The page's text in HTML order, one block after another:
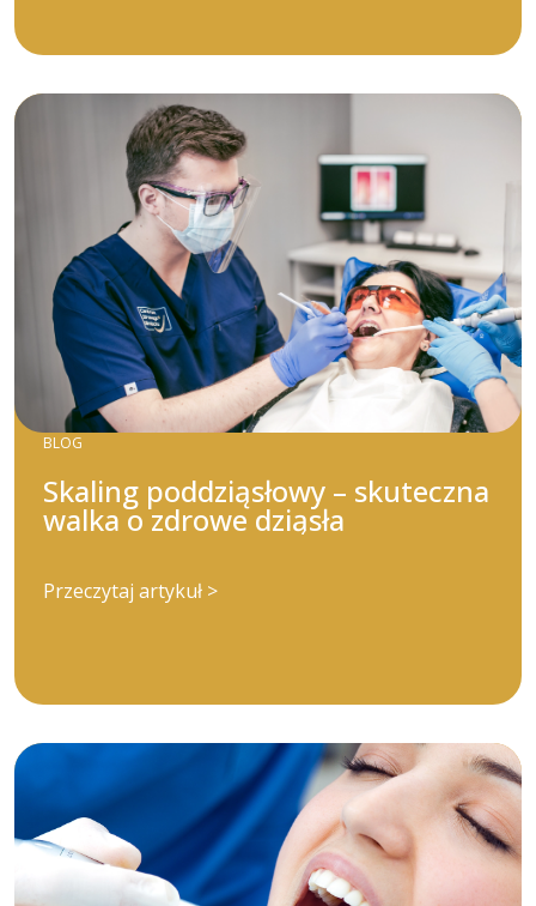
BLOG
Skaling poddziąsłowy – skuteczna
walka o zdrowe dziąsła
Przeczytaj artykuł >